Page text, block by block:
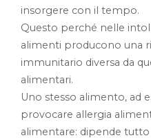
insorgere con il tempo.
Questo perché nelle
alimenti producono una
immunitario diversa da
alimentari.
Uno stesso alimento, ad
provocare allergia
alimentare: dipende